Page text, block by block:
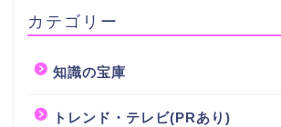
カテゴリー
知識の宝庫
トレンド・テレビ(PRあり)